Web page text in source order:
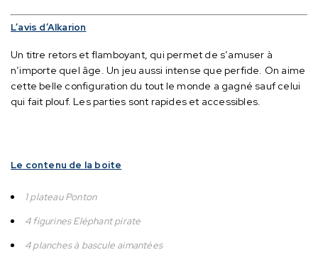
L’avis d’Alkarion
Un titre retors et flamboyant, qui permet de s’amuser à
n’importe quel âge. Un jeu aussi intense que perfide. On aime
cette belle configuration du tout le monde a gagné sauf celui
qui fait plouf. Les parties sont rapides et accessibles.
Le contenu de la boite
1 plateau Ponton
4 figurines Eléphant pirate
4 planches à bascule aimantées